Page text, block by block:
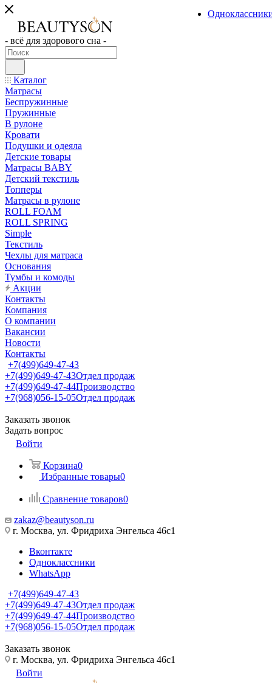
- всё для здорового сна -
Каталог
Матрасы
Беспружинные
Пружинные
В рулоне
Кровати
Подушки и одеяла
Детские товары
Матрасы BABY
Детский текстиль
Топперы
Матрасы в рулоне
ROLL FOAM
ROLL SPRING
Simple
Текстиль
Чехлы для матраса
Основания
Тумбы и комоды
Акции
Контакты
Компания
О компании
Вакансии
Новости
Контакты
+7(499)649-47-43
+7(499)649-47-43Отдел продаж
+7(499)649-47-44Производство
+7(968)056-15-05Отдел продаж
Заказать звонок
Задать вопрос
Войти
Корзина0
Избранные товары0
Сравнение товаров0
zakaz@beautyson.ru
г. Москва, ул. Фридриха Энгельса 46с1
Вконтакте
Одноклассники
WhatsApp
+7(499)649-47-43
+7(499)649-47-43Отдел продаж
+7(499)649-47-44Производство
+7(968)056-15-05Отдел продаж
Заказать звонок
г. Москва, ул. Фридриха Энгельса 46с1
Войти